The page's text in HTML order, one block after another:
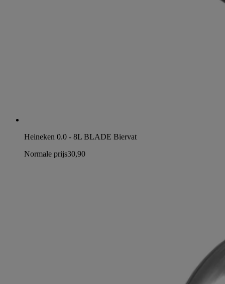
Heineken 0.0 - 8L BLADE Biervat
Normale prijs30,90